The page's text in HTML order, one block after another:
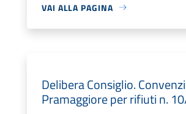
VAI ALLA PAGINA
Delibera Consiglio.
Pramaggiore per rifiuti n.